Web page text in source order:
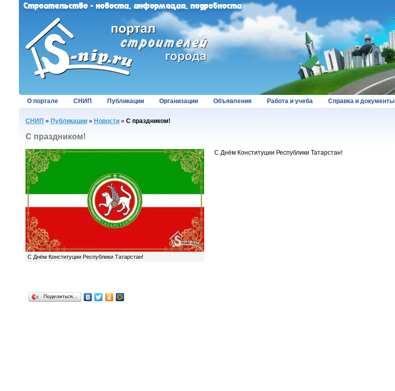
О портале СНИП Публикации Организации Объявления Работа и учеба Справка и документы
СНИП » Публикации » Новости » С праздником!
С праздником!
С Днём Конституции Республики Татарстан!
С Днём Конституции Республики Татарстан!
Поделиться…